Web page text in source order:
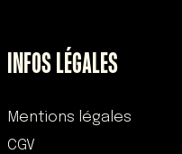
INFOS LÉGALES
Mentions légales
CGV